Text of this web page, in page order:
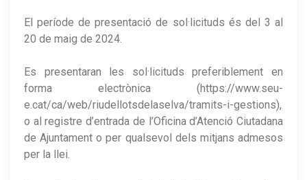
El període de presentació de sol·licituds és del 3 al
20 de maig de 2024.
Es presentaran les sol·licituds preferiblement en
forma electrònica (https://www.seu-
e.cat/ca/web/riudellotsdelaselva/tramits-i-gestions),
o al registre d’entrada de l’Oficina d’Atenció Ciutadana
de Ajuntament o per qualsevol dels mitjans admesos
per la llei.